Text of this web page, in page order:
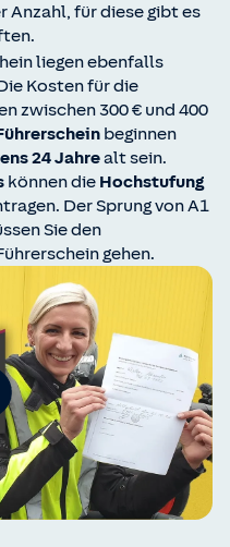
Anzahl, für diese gibt es
liegen ebenfalls
Kosten für die
zwischen 300 € und 400
beginnen
24 Jahrealt sein.
können die Hochstufung
Der Sprung von A1
Sie den
gehen.